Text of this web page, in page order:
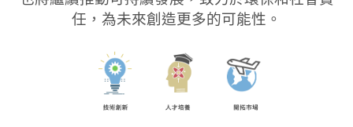
任，為未來創造更多的可能性。